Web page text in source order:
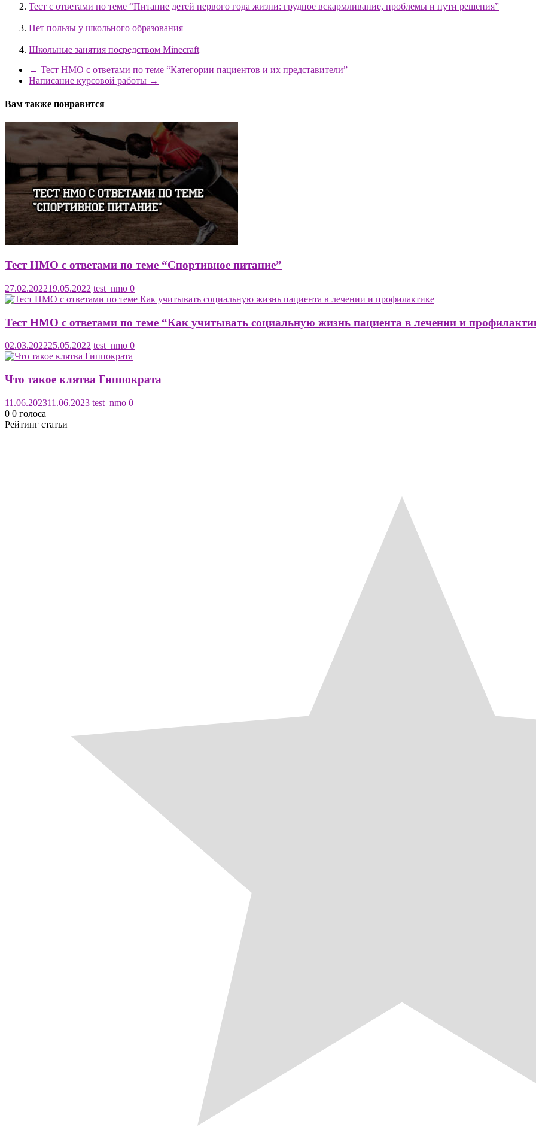
Тест с ответами по теме “Питание детей первого года жизни: грудное вскармливание, проблемы и пути решения”
Нет пользы у школьного образования
Школьные занятия посредством Minecraft
← Тест НМО с ответами по теме “Категории пациентов и их представители”
Написание курсовой работы →
Вам также понравится
Тест НМО с ответами по теме “Спортивное питание”
27.02.202219.05.2022 test_nmo 0
Тест НМО с ответами по теме “Как учитывать социальную жизнь пациента в лечении и
02.03.202225.05.2022 test_nmo 0
Что такое клятва Гиппократа
11.06.202311.06.2023 test_nmo 0
0 0 голоса
Рейтинг статьи